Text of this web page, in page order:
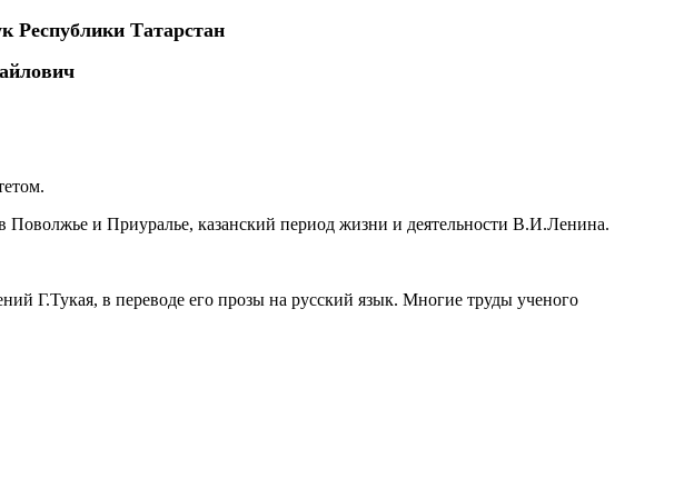
Республики Татарстан
и Приуралье, казанский период жизни и деятельности В.И.Ленина.
Г.Тукая, в переводе его прозы на русский язык. Многие труды ученого